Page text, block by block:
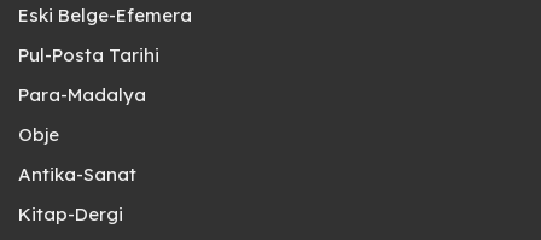
Eski Belge-Efemera
Pul-Posta Tarihi
Para-Madalya
Obje
Antika-Sanat
Kitap-Dergi